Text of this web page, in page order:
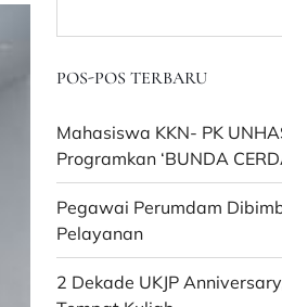
POS-POS TERBARU
Mahasiswa KKN- PK
Programkan ‘BUNDA
Pegawai Perumdam
Pelayanan
2 Dekade UKJP